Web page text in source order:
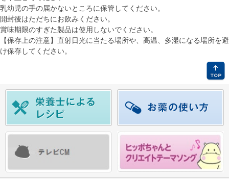
乳幼児の手の届かないところに保管してください。
開封後はただちにお飲みください。
賞味期限のすぎた製品は使用しないでください。
【保存上の注意】 直射日光に当たる場所や、高温、多湿になる場所を避
け保存してください。